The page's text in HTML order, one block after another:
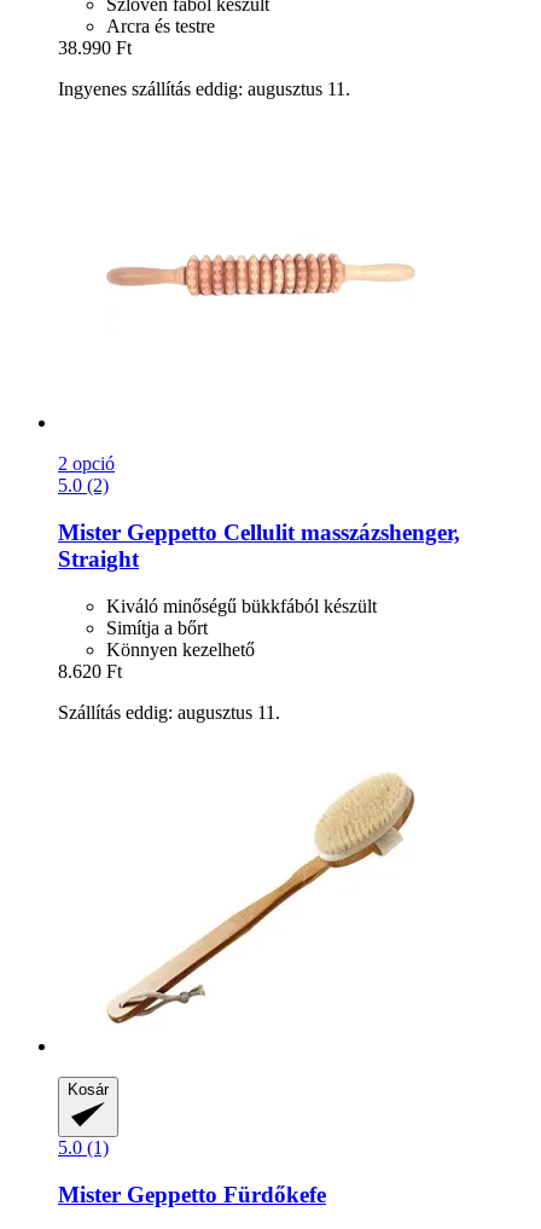
Szlovén fából készült
Arcra és testre
38.990 Ft
Ingyenes szállítás eddig: augusztus 11.
2 opció
5.0 (2)
Mister Geppetto Cellulit masszázshenger,
Straight
Kiváló minőségű bükkfából készült
Simítja a bőrt
Könnyen kezelhető
8.620 Ft
Szállítás eddig: augusztus 11.
Kosár
5.0 (1)
Mister Geppetto Fürdőkefe